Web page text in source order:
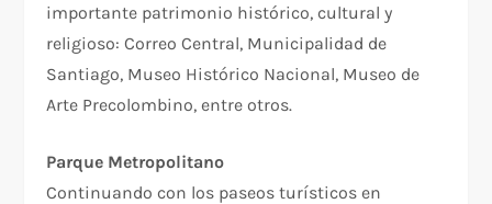
importante patrimonio histórico, cultural y
religioso: Correo Central, Municipalidad de
Santiago, Museo Histórico Nacional, Museo de
Arte Precolombino, entre otros.
Parque Metropolitano
Continuando con los paseos turísticos en